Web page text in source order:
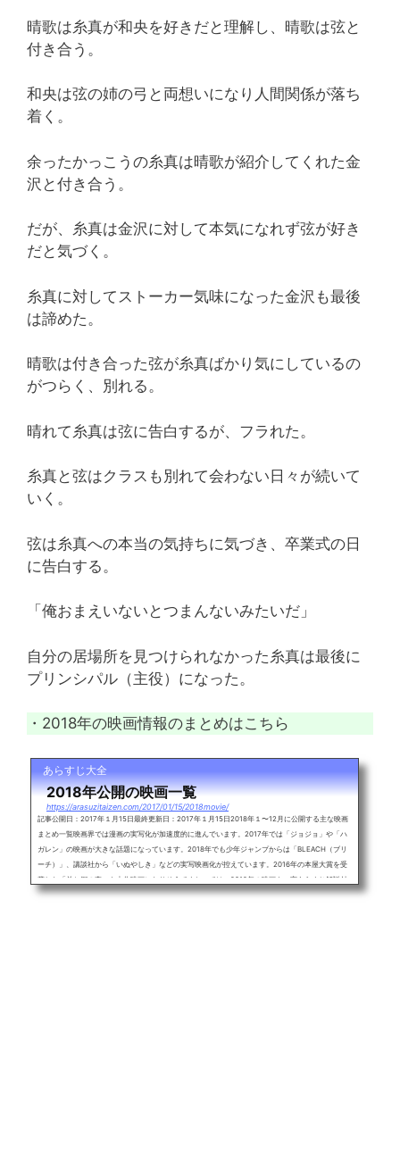
晴歌は糸真が和央を好きだと理解し、晴歌は弦と
付き合う。
和央は弦の姉の弓と両想いになり人間関係が落ち
着く。
余ったかっこうの糸真は晴歌が紹介してくれた金
沢と付き合う。
だが、糸真は金沢に対して本気になれず弦が好き
だと気づく。
糸真に対してストーカー気味になった金沢も最後
は諦めた。
晴歌は付き合った弦が糸真ばかり気にしているの
がつらく、別れる。
晴れて糸真は弦に告白するが、フラれた。
糸真と弦はクラスも別れて会わない日々が続いて
いく。
弦は糸真への本当の気持ちに気づき、卒業式の日
に告白する。
「俺おまえいないとつまんないみたいだ」
自分の居場所を見つけられなかった糸真は最後に
プリンシパル（主役）になった。
・2018年の映画情報のまとめはこちら
あらすじ大全
2018年公開の映画一覧
https://arasuzitaizen.com/2017/01/15/2018movie/
記事公開日：2017年１月15日最終更新日：2017年１月15日2018年１〜12月に公開する主な映画
まとめ一覧映画界では漫画の実写化が加速度的に進んでいます。2017年では「ジョジョ」や「ハ
ガレン」の映画が大きな話題になっています。2018年でも少年ジャンプからは「BLEACH（ブリ
ーチ）」、講談社から「いぬやしき」などの実写映画化が控えています。2016年の本屋大賞を受
賞した「羊と鋼の森」も大作映画になりそうですね。では、2018年の映画を一言あらすじ解説付
きで紹介、随時更新していきます。2018年に公開予定の主な映画一覧・曇天に...